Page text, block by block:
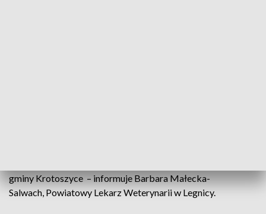
gminy Krotoszyce – informuje Barbara Małecka-
Salwach, Powiatowy Lekarz Weterynarii w Legnicy.